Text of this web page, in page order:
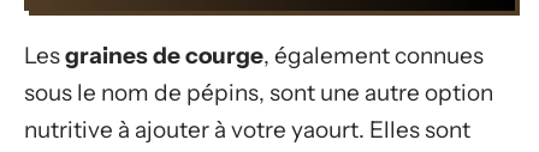
Lesgraines de courge, également connues
sous le nom de pépins, sont une autre option
nutritive à ajouter à votre yaourt. Elles sont